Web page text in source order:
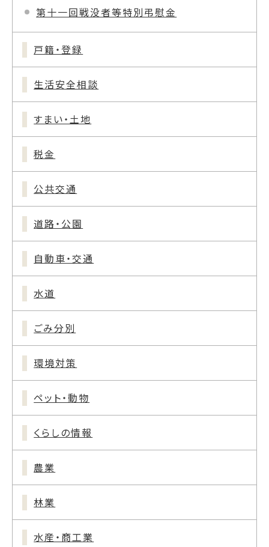
第十一回戦没者等特別弔慰金
戸籍・登録
生活安全相談
すまい・土地
税金
公共交通
道路・公園
自動車・交通
水道
ごみ分別
環境対策
ペット・動物
くらしの情報
農業
林業
水産・商工業